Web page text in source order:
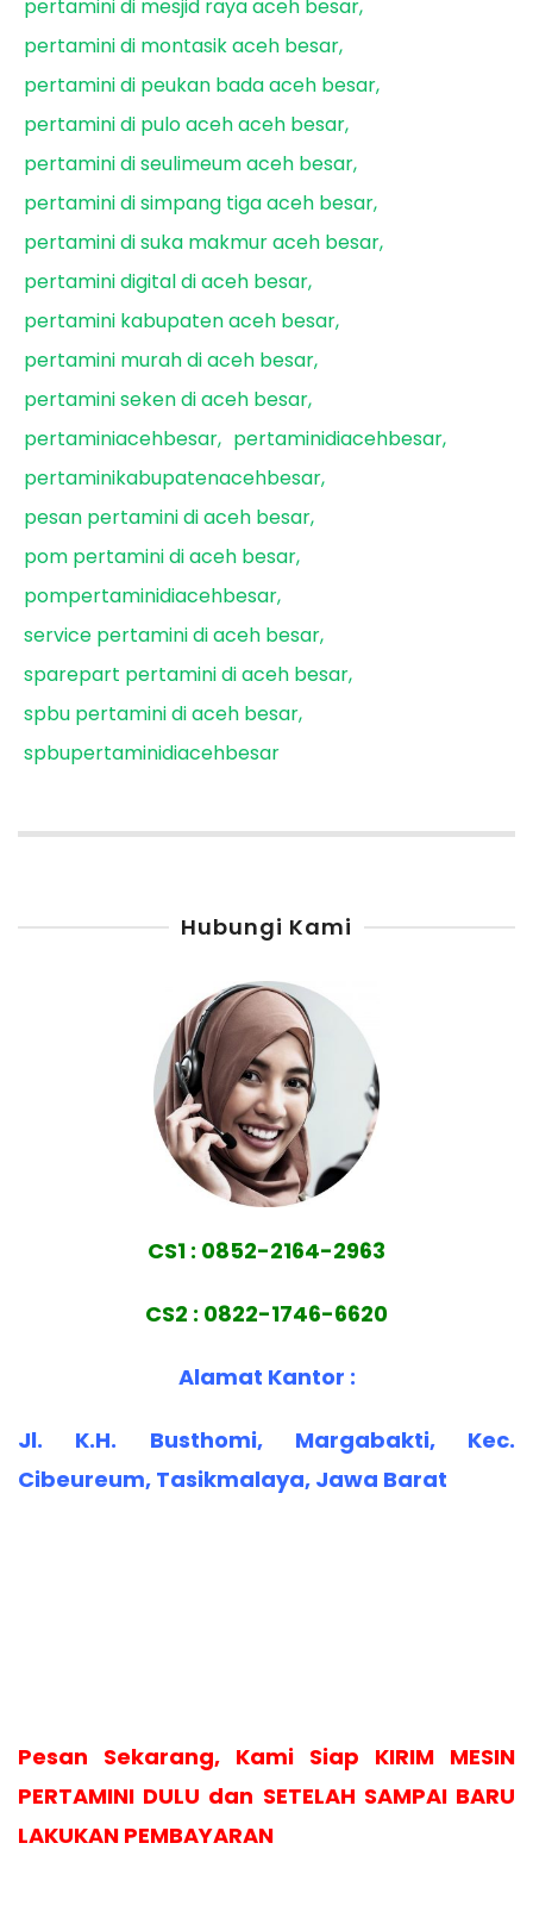
pertamini di mesjid raya aceh besar
pertamini di montasik aceh besar
pertamini di peukan bada aceh besar
pertamini di pulo aceh aceh besar
pertamini di seulimeum aceh besar
pertamini di simpang tiga aceh besar
pertamini di suka makmur aceh besar
pertamini digital di aceh besar
pertamini kabupaten aceh besar
pertamini murah di aceh besar
pertamini seken di aceh besar
pertaminiacehbesar
pertaminidiacehbesar
pertaminikabupatenacehbesar
pesan pertamini di aceh besar
pom pertamini di aceh besar
pompertaminidiacehbesar
service pertamini di aceh besar
sparepart pertamini di aceh besar
spbu pertamini di aceh besar
spbupertaminidiacehbesar
Hubungi Kami
CS1 : 0852-2164-2963
CS2 : 0822-1746-6620
Alamat Kantor :
Jl. K.H. Busthomi, Margabakti, Kec.
Cibeureum, Tasikmalaya, Jawa Barat
Pesan Sekarang, Kami Siap KIRIM MESIN
PERTAMINI DULU dan SETELAH SAMPAI BARU
LAKUKAN PEMBAYARAN